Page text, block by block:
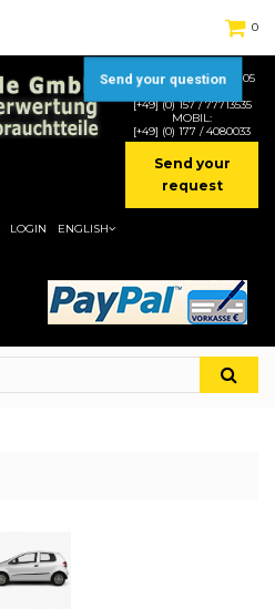
TEL:[+49] (0) 2232-5205
MOBIL:
[+49] (0) 157 / 77713535
MOBIL:
[+49] (0) 177 / 4080033
Send your
request
0
LOGIN ENGLISH
Send your question